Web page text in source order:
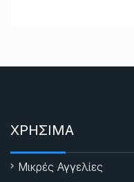
ΧΡΗΣΙΜΑ
Μικρές Αγγελίες